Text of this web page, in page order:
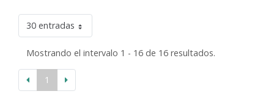
30 entradas
Mostrando el intervalo 1 - 16 de 16 resultados.
1